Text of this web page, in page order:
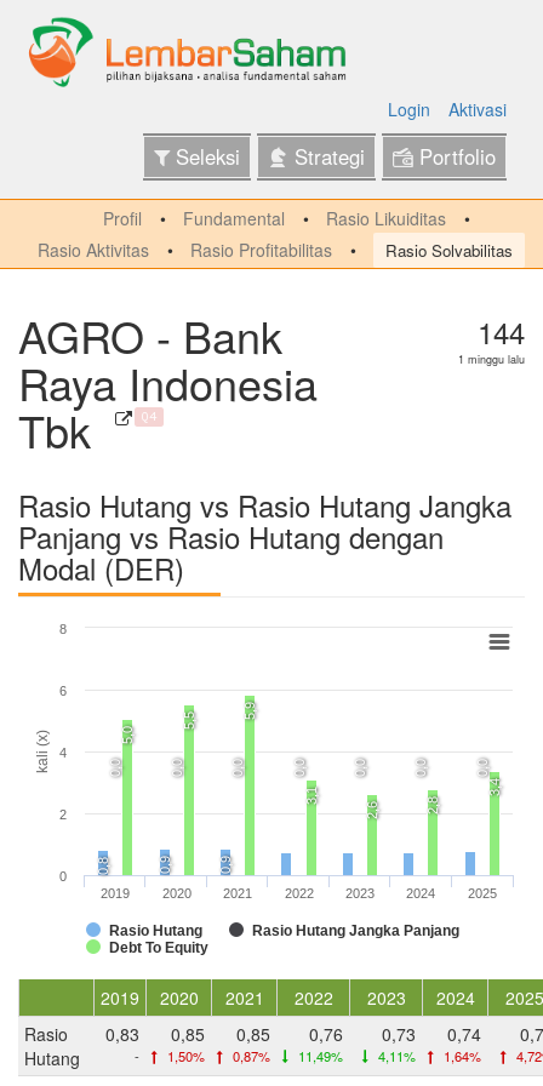
Login Aktivasi
Seleksi Strategi Portfolio
Profil Fundamental
Rasio Likuiditas
Rasio Aktivitas
Rasio Profitabilitas Rasio Solvabilitas
AGRO - Bank
Raya Indonesia
Tbk Q4
144
1 minggu lalu
Rasio Hutang vs Rasio Hutang Jangka
Panjang vs Rasio Hutang dengan
Modal (DER)
kali (x)
0,8 0,9 0,9
0,0 0,0 0,0 0,0 0,0 0,0 0,0
5,0
5,5
5,9
3,1
2,6
2,8
3,4
Rasio Hutang
Rasio Hutang Jangka Panjang
Debt To Equity
2019 2020 2021 2022 2023 2024 2025
0
2
4
6
8
2019 2020 2021 2022 2023 2024
2025
Rasio
Hutang
0,83
-
0,85
1,50%
0,85
0,87%
0,76
11,49%
0,73
4,11%
0,74
1,64%